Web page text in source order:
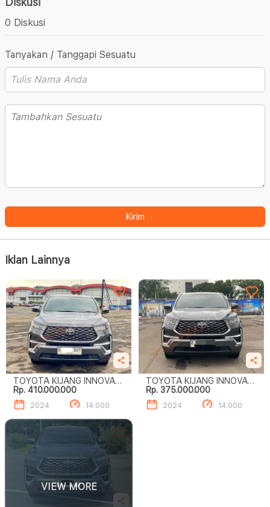
0 Diskusi
Tanyakan / Tanggapi Sesuatu
Kirim
Iklan Lainnya
TOYOTA KIJANG INNOVA
ZENIX 2.0 V CVT
Rp. 410.000.000
2024 14.000
TOYOTA KIJANG INNOVA
ZENIX 2.0 V CVT
Rp. 375.000.000
2024 14.000
VIEW MORE